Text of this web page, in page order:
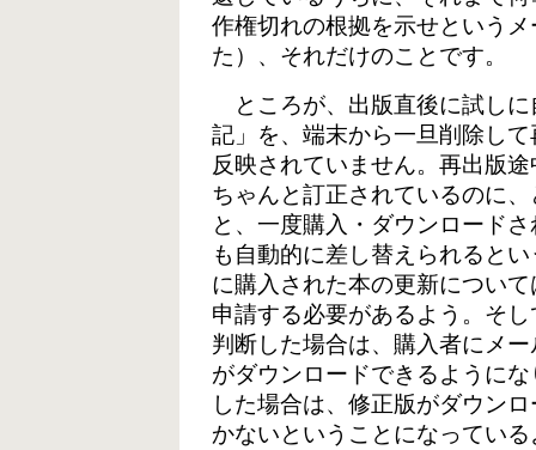
作権切れの根拠を示せという
た）、それだけのことです。
ところが、出版直後に試し
記」を、端末から一旦削除し
反映されていません。再出版
ちゃんと訂正されているのに
と、一度購入・ダウンロード
も自動的に差し替えられると
に購入された本の更新につい
申請する必要があるよう。そ
判断した場合は、購入者にメ
がダウンロードできるように
した場合は、修正版がダウン
かないということになってい